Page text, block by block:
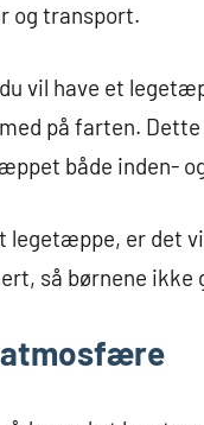
og transport.
vil have et
på farten.
både inden-
legetæppe, er
så børnene ikke
atmosfære